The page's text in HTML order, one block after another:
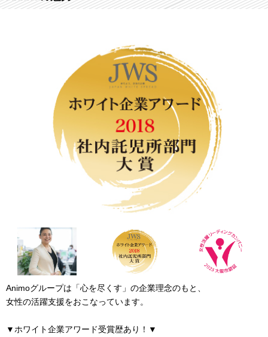
Animoグループは「心を尽くす」の企業理念のもと、
女性の活躍支援をおこなっています。
▼ホワイト企業アワード受賞歴あり！▼